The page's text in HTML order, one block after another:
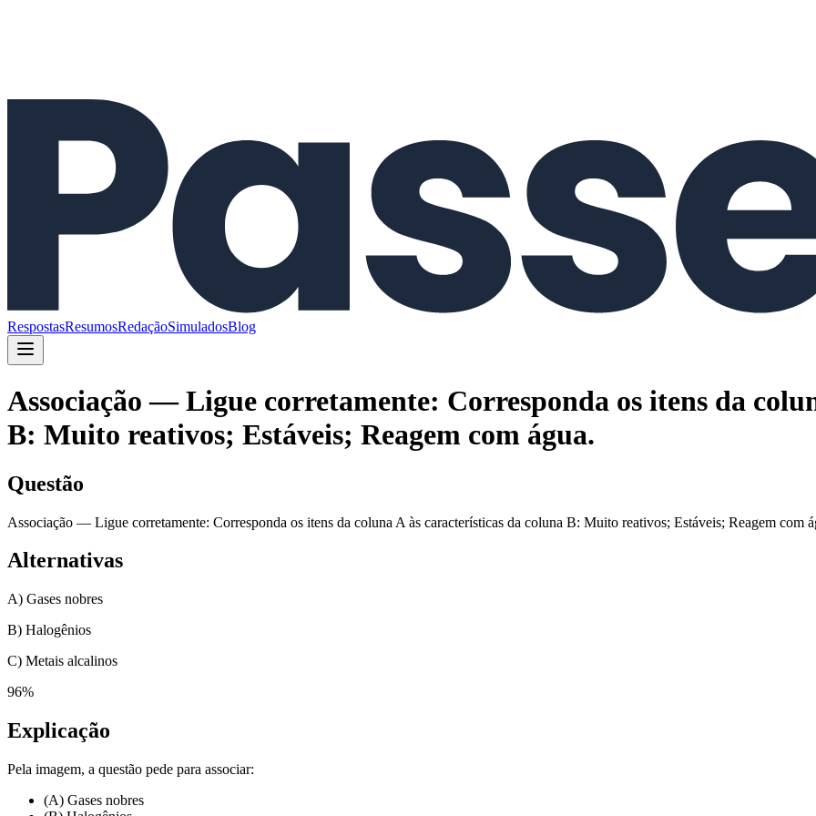
RespostasResumosRedaçãoSimuladosBlog
Associação — Ligue corretamente: Corresponda os itens da
B: Muito reativos; Estáveis; Reagem com água.
Questão
Associação — Ligue corretamente: Corresponda os itens da coluna A às características da coluna B: Muito reativos; Estáveis; Reagem com
Alternativas
A) Gases nobres
B) Halogênios
C) Metais alcalinos
96%
Explicação
Pela imagem, a questão pede para associar:
(A) Gases nobres